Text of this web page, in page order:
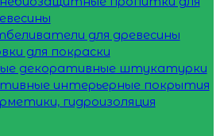
для древесины
для покраски
декоративные штукатурки
интерьерные покрытия
гидроизоляция